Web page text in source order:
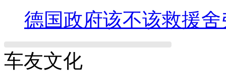
德国政府该不该救援舍
车友文化